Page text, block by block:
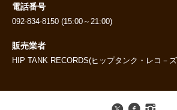
電話番号
092-834-8150 (15:00～21:00)
販売業者
HIP TANK RECORDS(ヒップタンク・レコ－ズ